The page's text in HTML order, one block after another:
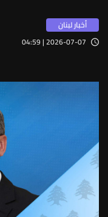
أخبار لبنان
2026-07-07 | 04:59